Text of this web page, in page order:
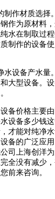
制作材质选择
作为原材料
水在制取过
制作的设备
水设备产水量
大型设备。
备价格主要
设备多少钱
才能对纯净
备的广泛应
司上海创洋
全没有减少
前来咨询。